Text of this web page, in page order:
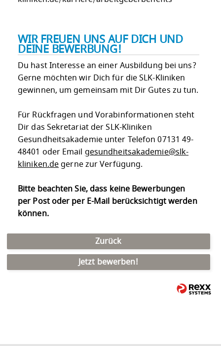
WIR FREUEN UNS AUF DICH UND
DEINE BEWERBUNG!
Du hast Interesse an einer Ausbildung bei uns?
Gerne möchten wir Dich für die SLK-Kliniken
gewinnen, um gemeinsam mit Dir Gutes zu tun.
Für Rückfragen und Vorabinformationen steht
Dir das Sekretariat der SLK-Kliniken
Gesundheitsakademie unter Telefon 07131 49-
48401 oder Email gesundheitsakademie@slk-
kliniken.de gerne zur Verfügung.
Bitte beachten Sie, dass keine Bewerbungen
per Post oder per E-Mail berücksichtigt werden
können.
Zurück
Jetzt bewerben!